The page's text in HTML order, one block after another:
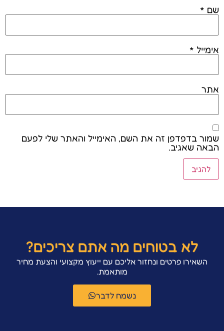
שם *
אימייל *
אתר
שמור בדפדפן זה את השם, האימייל והאתר שלי לפעם
הבאה שאגיב.
לא בטוחים מה אתם צריכים?
השאירו פרטים ונחזור אליכם עם ייעוץ מקצועי והצעת מחיר
מותאמת.
נשמח לדבר